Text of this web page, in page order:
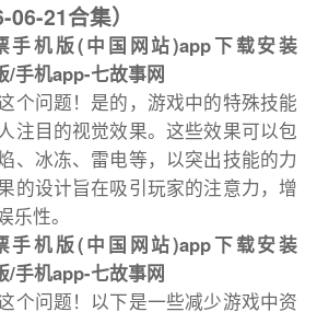
21合集）
手机版(中国网站)app下载安装
手机app-七故事网
个问题！是的，游戏中的特殊技能
注目的视觉效果。这些效果可以包
、冰冻、雷电等，以突出技能的力
的设计旨在吸引玩家的注意力，增
乐性。
手机版(中国网站)app下载安装
手机app-七故事网
个问题！以下是一些减少游戏中资